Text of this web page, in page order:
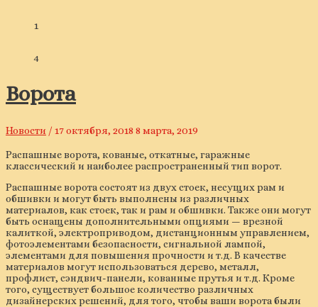
1
4
Ворота
Новости / 17 октября, 2018 8 марта, 2019
Распашные ворота, кованые, откатные, гаражные
классический и наиболее распространенный тип ворот.
Распашные ворота состоят из двух стоек, несущих рам и
обшивки и могут быть выполнены из различных
материалов, как стоек, так и рам и обшивки. Также они могут
быть оснащены дополнительными опциями — врезной
калиткой, электроприводом, дистанционным управлением,
фотоэлементами безопасности, сигнальной лампой,
элементами для повышения прочности и т.д. В качестве
материалов могут использоваться дерево, металл,
профлист, сэндвич-панели, кованные прутья и т.д. Кроме
того, существует большое количество различных
дизайнерских решений, для того, чтобы ваши ворота были